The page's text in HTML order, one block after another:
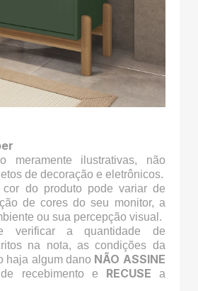
meramente ilustrativas, não
de decoração e eletrônicos.
do produto pode variar de
de cores do seu monitor, a
ou sua percepção visual.
verificar a quantidade de
na nota, as condições da
haja algum dano NÃO ASSINE
recebimento e RECUSE a